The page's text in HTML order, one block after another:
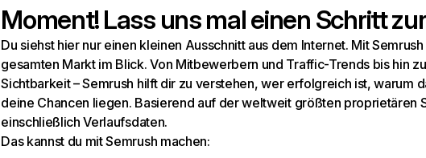
Moment! Lass uns mal einen Schritt
Du siehst hier nur einen kleinen Ausschnitt aus dem Internet. Mit
gesamten Markt im Blick. Von Mitbewerbern und Traffic-Trends bis hin
Sichtbarkeit – Semrush hilft dir zu verstehen, wer erfolgreich ist, warum
deine Chancen liegen. Basierend auf der weltweit größten proprietären
einschließlich Verlaufsdaten.
Das kannst du mit Semrush machen: